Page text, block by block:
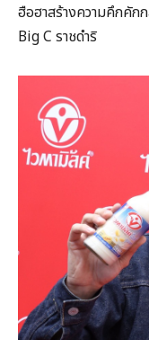
ฮือฮาสร้างความคึกคัก
Big C ราชดำริ